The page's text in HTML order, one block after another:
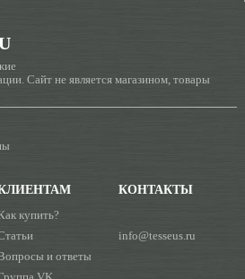
Сайт не является магазином, товары
купить?
и ответы
КОНТАКТЫ
info@tesseus.ru